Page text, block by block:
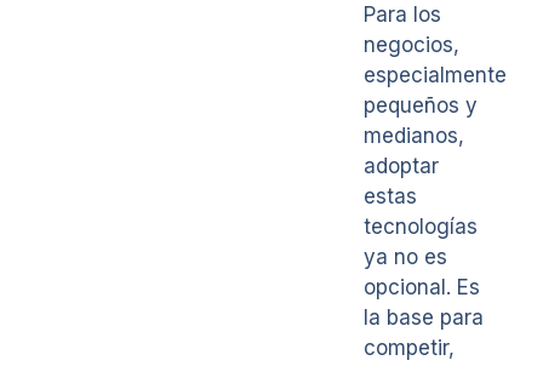
Para los
negocios,
especialmente
pequeños y
medianos,
adoptar
estas
tecnologías
ya no es
opcional. Es
la base para
competir,